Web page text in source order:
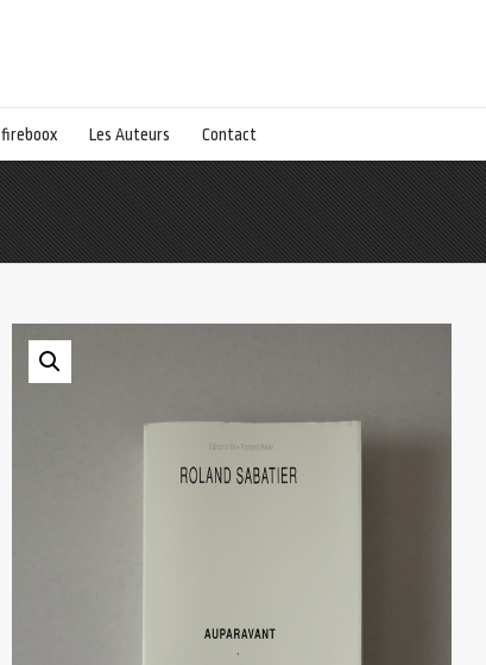
fireboox Les Auteurs Contact